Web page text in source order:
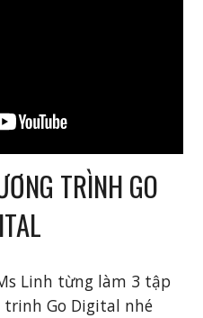
TRÌNH GO
Linh từng làm 3 tập
Go Digital nhé